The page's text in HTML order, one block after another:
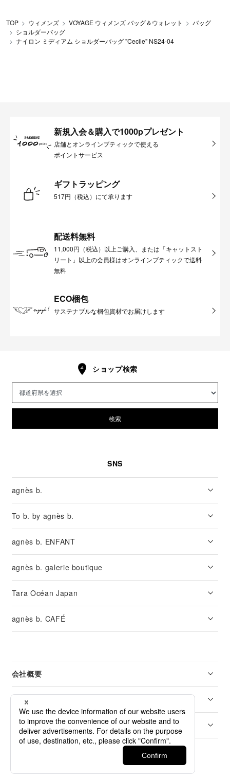
TOP ウィメンズ VOYAGE ウィメンズ バッグ＆ウォレット
バッグ
ショルダーバッグ
ナイロン ミディアム ショルダーバッグ "Cecile" NS24-04
新規入会＆購入で1000pプレゼント
店舗とオンラインブティックで使える
ポイントサービス
ギフトラッピング
517円（税込）にて承ります
配送料無料
11,000円（税込）以上ご購入、または「キャットスト
リート」以上の会員様はオンラインブティックで送料
無料
ECO梱包
サステナブルな梱包資材でお届けします
ショップ検索
検索
SNS
agnès b.
To b. by agnès b.
agnès b. ENFANT
agnès b. galerie boutique
Tara Océan Japan
agnès b. CAFÉ
会社概要
リーガル
カスタマーサービス